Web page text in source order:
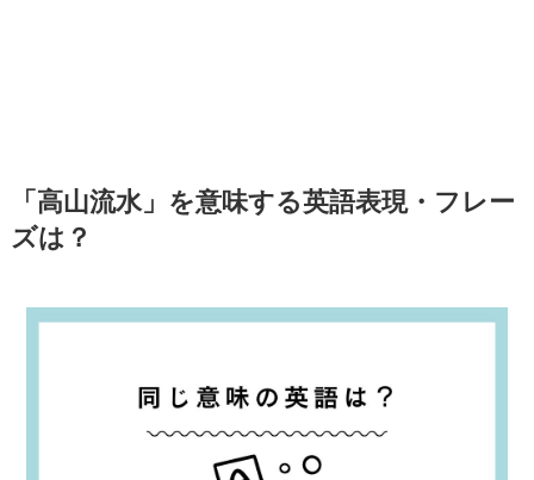
「高山流水」を意味する英語表現・フレー
ズは？